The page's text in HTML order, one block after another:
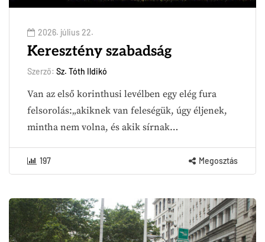
2026. július 22.
Keresztény szabadság
Szerző: Sz. Tóth Ildikó
Van az első korinthusi levélben egy elég fura
felsorolás:„akiknek van feleségük, úgy éljenek,
mintha nem volna, és akik sírnak…
197 Megosztás